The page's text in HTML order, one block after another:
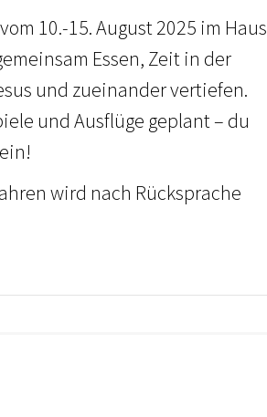
10.-15. August 2025 im Haus
Essen, Zeit in der
und zueinander vertiefen.
und Ausflüge geplant – du
wird nach Rücksprache